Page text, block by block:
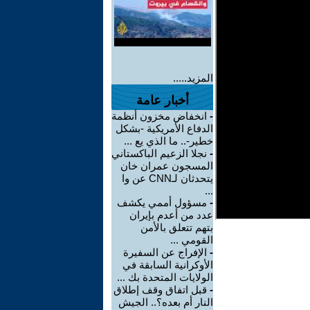
المزيد.....
أخبار عامة
- انخفاض مخزون أنظمة
الدفاع الأمريكية -بشكل
خطير-.. ما الذي يع ...
- نجلا الزعيم الباكستاني
المسجون عمران خان
يتحدثان لـCNN عن وا
...
- مسؤول أممي يكشف
عدد من أعدم بإيران
بتهم تتعلق بالأمن
القومي ...
- الإفراج عن السفيرة
الأوكرانية السابقة في
الولايات المتحدة بك ...
- قبل اتفاق وقف إطلاق
النار أم بعده؟.. الجيش